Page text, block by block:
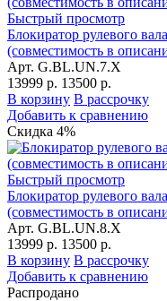
Быстрый просмотр
Блокиратор рулевого
(совместимость в
Арт. G.BL.UN.7.X
13999 р. 13500 р.
В корзину В рассрочку
Добавить к сравнению
Скидка 4%
Быстрый просмотр
Блокиратор рулевого
(совместимость в
Арт. G.BL.UN.8.X
13999 р. 13500 р.
В корзину В рассрочку
Добавить к сравнению
Распродано